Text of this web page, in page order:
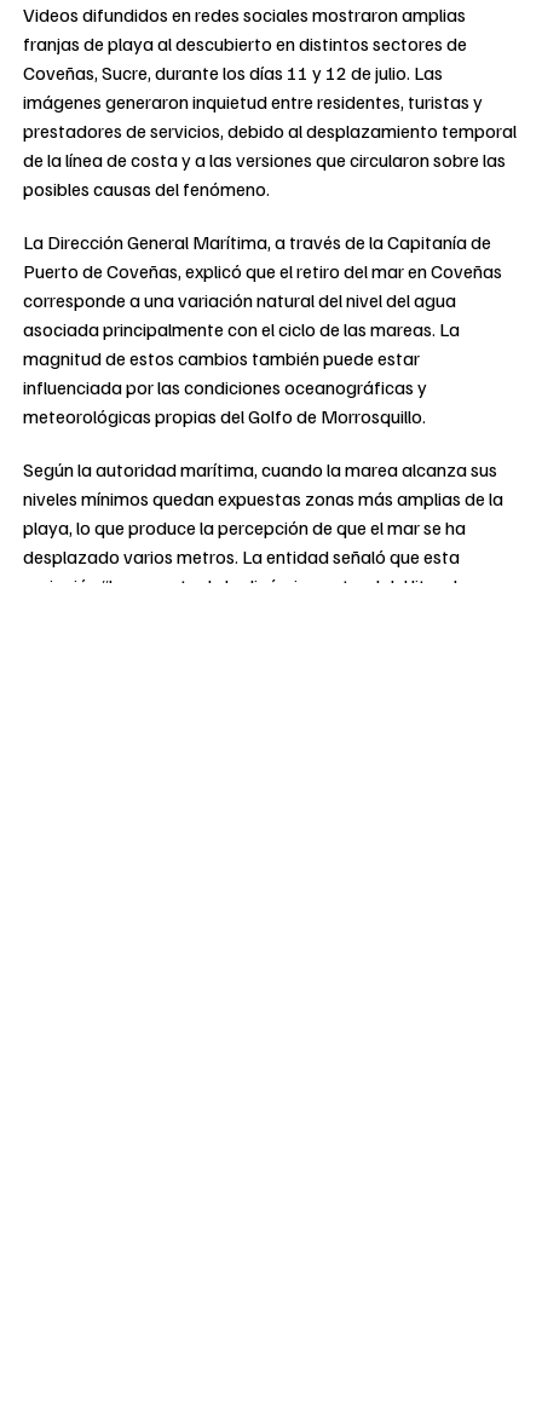
Videos difundidos en redes sociales mostraron amplias
franjas de playa al descubierto en distintos sectores de
Coveñas, Sucre, durante los días 11 y 12 de julio. Las
imágenes generaron inquietud entre residentes, turistas y
prestadores de servicios, debido al desplazamiento temporal
de la línea de costa y a las versiones que circularon sobre las
posibles causas del fenómeno.
La Dirección General Marítima, a través de la Capitanía de
Puerto de Coveñas, explicó que el retiro del mar en Coveñas
corresponde a una variación natural del nivel del agua
asociada principalmente con el ciclo de las mareas. La
magnitud de estos cambios también puede estar
influenciada por las condiciones oceanográficas y
meteorológicas propias del Golfo de Morrosquillo.
Según la autoridad marítima, cuando la marea alcanza sus
niveles mínimos quedan expuestas zonas más amplias de la
playa, lo que produce la percepción de que el mar se ha
desplazado varios metros. La entidad señaló que esta
variación “hace parte de la dinámica natural del litoral y que,